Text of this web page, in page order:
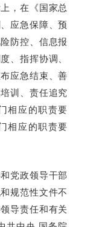
，在《国家总
应急保障、预
防控、信息报
、指挥协调、
应急结束、善
训、责任追究
相应的职责要
相应的职责要
党政领导干部
规范性文件不
导责任和有关